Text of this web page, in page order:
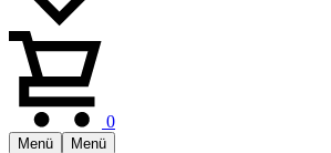
0
Menü Menü